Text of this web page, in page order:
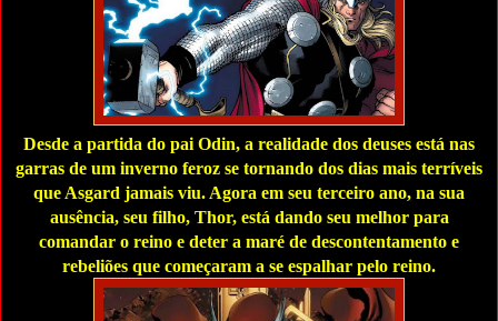
Desde a partida do pai Odin, a realidade dos deuses está nas
garras de um inverno feroz se tornando dos dias mais terríveis
que Asgard jamais viu. Agora em seu terceiro ano, na sua
ausência, seu filho, Thor, está dando seu melhor para
comandar o reino e deter a maré de descontentamento e
rebeliões que começaram a se espalhar pelo reino.